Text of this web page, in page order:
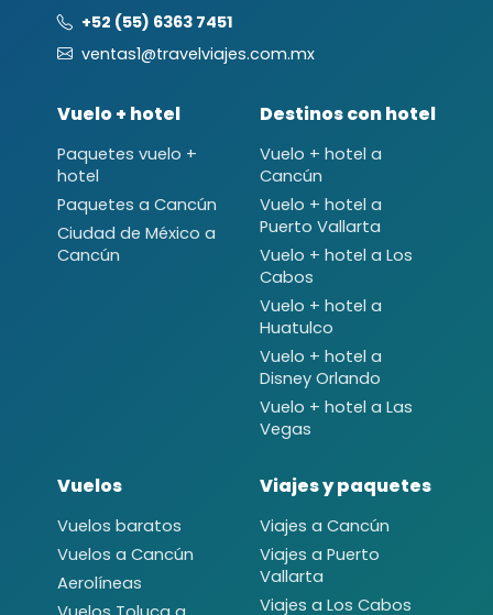
+52 (55) 6363 7451
ventas1@travelviajes.com.mx
Vuelo + hotel
Paquetes vuelo +
hotel
Paquetes a Cancún
Ciudad de México a
Cancún
Destinos con hotel
Vuelo + hotel a
Cancún
Vuelo + hotel a
Puerto Vallarta
Vuelo + hotel a Los
Cabos
Vuelo + hotel a
Huatulco
Vuelo + hotel a
Disney Orlando
Vuelo + hotel a Las
Vegas
Vuelos
Vuelos baratos
Vuelos a Cancún
Aerolíneas
Viajes y paquetes
Viajes a Cancún
Viajes a Puerto
Vallarta
Viajes a Los Cabos